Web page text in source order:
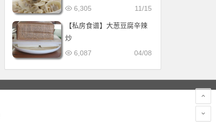
11/15
6,305
【私房食谱】大葱豆腐辛辣
炒
04/08
6,087